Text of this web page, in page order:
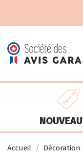
Accueil Décoration